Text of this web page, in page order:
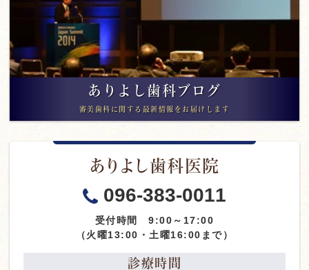
ありよし歯科ブログ
審美歯科に関する最新情報をお届けします
ありよし歯科医院
096-383-0011
受付時間 9:00～17:00
（火曜13:00・土曜16:00まで）
診療時間